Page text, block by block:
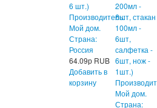
6 шт.)
Производитель:
Мой дом.
Страна:
Россия
64.09р RUB
Добавить в
корзину
200мл -
6шт, стакан
100мл -
6шт,
салфетка -
6шт, нож -
1шт.)
Мой дом.
Страна: